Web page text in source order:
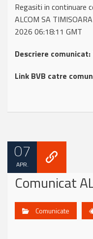
Regasiti in continuare
ALCOM SA
2026 06:18:11 GMT
Descriere comunicat:
Link BVB catre
07
APR.
Comunicat
Comunicate